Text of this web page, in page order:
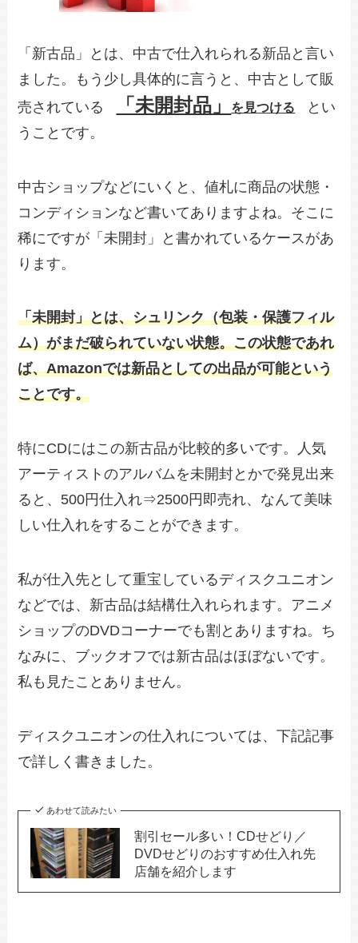
「新古品」とは、中古で仕入れられる新品と言い
ました。もう少し具体的に言うと、中古として販
売されている
「未開封品」 を見つける
とい
うことです。
中古ショップなどにいくと、値札に商品の状態・
コンディションなど書いてありますよね。そこに
稀にですが「未開封」と書かれているケースがあ
ります。
「未開封」とは、シュリンク（包装・保護フィル
ム）がまだ破られていない状態。この状態であれ
ば、Amazonでは新品としての出品が可能という
ことです。
特にCDにはこの新古品が比較的多いです。人気
アーティストのアルバムを未開封とかで発見出来
ると、500円仕入れ⇒2500円即売れ、なんて美味
しい仕入れをすることができます。
私が仕入先として重宝しているディスクユニオン
などでは、新古品は結構仕入れられます。アニメ
ショップのDVDコーナーでも割とありますね。ち
なみに、ブックオフでは新古品はほぼないです。
私も見たことありません。
ディスクユニオンの仕入れについては、下記記事
で詳しく書きました。
あわせて読みたい
割引セール多い！CDせどり／
DVDせどりのおすすめ仕入れ先
店舗を紹介します